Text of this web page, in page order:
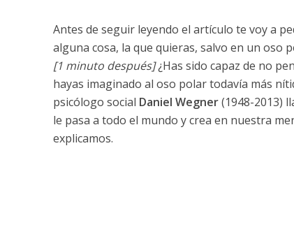
Antes de seguir leyendo el artículo te voy a
alguna cosa, la que quieras, salvo en un oso
[1 minuto después]¿Has sido capaz de no
hayas imaginado al oso polar todavía más
psicólogo social Daniel Wegner(1948-2013)
le pasa a todo el mundo y crea en nuestra
explicamos.